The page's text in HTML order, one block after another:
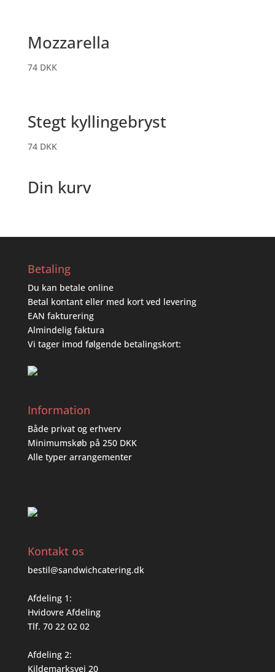
Mozzarella
74 DKK
Stegt kyllingebryst
74 DKK
Din kurv
Betaling
Du kan betale online
Betal kontant eller med kort ved levering
EAN fakturering
Almindelig faktura
Vi tager imod følgende betalingskort:
Information
Både privat og erhverv
Minimumskøb på 250 DKK
Alle typer arrangementer
Kontakt os
bestil@sandwichcatering.dk
Afdeling 1:
Hvidovre Afdeling
Tlf. 70 22 02 02
Afdeling 2:
Kildemarksvej 20